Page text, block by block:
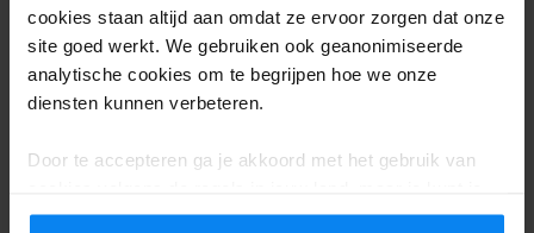
cookies staan altijd aan omdat ze ervoor zorgen dat onze
site goed werkt. We gebruiken ook geanonimiseerde
analytische cookies om te begrijpen hoe we onze
diensten kunnen verbeteren.
Door te accepteren ga je akkoord met het gebruik van
instellingen op elk moment aanpassen. Bekijk voor alle
Lang parkeren vliegveld Eelde